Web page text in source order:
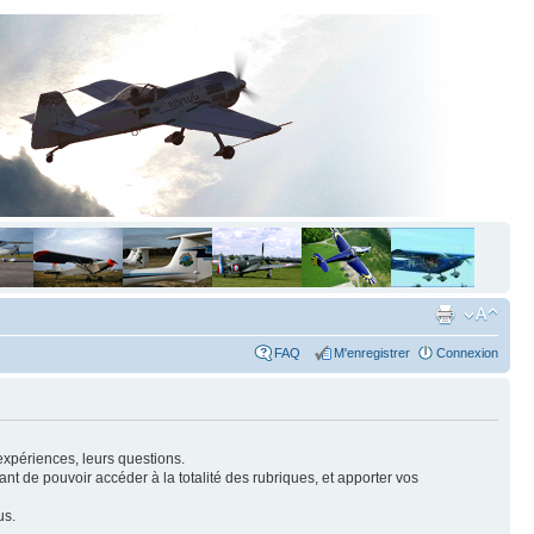
FAQ M'enregistrer Connexion
leurs questions.
de pouvoir accéder à la totalité des rubriques, et apporter vos